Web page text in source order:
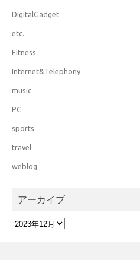
DigitalGadget
etc.
Fitness
Internet&Telephony
music
PC
sports
travel
weblog
アーカイブ
ア